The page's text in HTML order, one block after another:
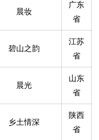
晨妆
广东
省
碧山之韵
江苏
省
晨光
山东
省
乡土情深
陕西
省